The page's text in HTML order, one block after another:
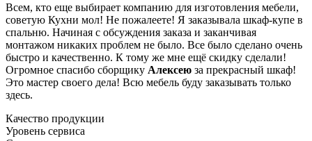
Всем, кто еще выбирает компанию для изготовления мебели,
советую Кухни мол! Не пожалеете! Я заказывала шкаф-купе в
спальню. Начиная с обсуждения заказа и заканчивая
монтажом никаких проблем не было. Все было сделано очень
быстро и качественно. К тому же мне ещё скидку сделали!
Огромное спасибо сборщику Алексею за прекрасный шкаф!
Это мастер своего дела! Всю мебель буду заказывать только
здесь.
Качество продукции
Уровень сервиса